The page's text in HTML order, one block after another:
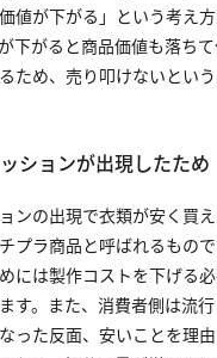
値が下がる」という考え
下がると商品価値も落ち
ため、売り叩けないとい
ションが出現したため
ンの出現で衣類が安く買
プラ商品と呼ばれるもの
には製作コストを下げる
す。また、消費者側は流
った反面、安いことを理